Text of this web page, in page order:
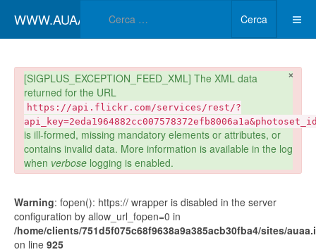
WWW.AUAA.IT
Cerca
×
danger
[SIGPLUS_EXCEPTION_FEED_XML] The XML data
returned for the URL
https://api.flickr.com/services/rest/?
is ill-formed, missing mandatory elements or attributes, or
contains invalid data. More information is available in the log
when verboselogging is enabled.
Warning: fopen(): https:// wrapper is disabled in the server
configuration by allow_url_fopen=0 in
/home/clients/751d5f075c68f9638a9a385acb30fba4/sites/
on line 925